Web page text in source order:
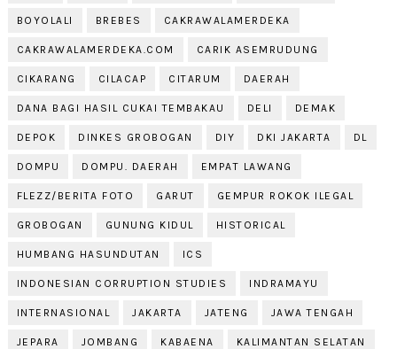
BOYOLALI BREBES CAKRAWALAMERDEKA
CAKRAWALAMERDEKA.COM CARIK ASEMRUDUNG
CIKARANG CILACAP CITARUM DAERAH
DANA BAGI HASIL CUKAI TEMBAKAU DELI DEMAK
DEPOK DINKES GROBOGAN DIY DKI JAKARTA DL
DOMPU DOMPU. DAERAH EMPAT LAWANG
FLEZZ/BERITA FOTO GARUT GEMPUR ROKOK ILEGAL
GROBOGAN GUNUNG KIDUL HISTORICAL
HUMBANG HASUNDUTAN ICS
INDONESIAN CORRUPTION STUDIES INDRAMAYU
INTERNASIONAL JAKARTA JATENG JAWA TENGAH
JEPARA JOMBANG KABAENA KALIMANTAN SELATAN